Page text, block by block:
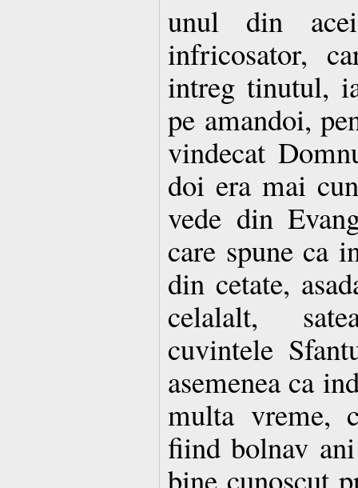
unul din
infricosator,
intreg tinutul,
pe amandoi,
vindecat
doi era mai
vede din
care spune ca
din cetate,
celalalt,
cuvintele
asemenea ca
multa vreme,
fiind bolnav
bine cunoscut